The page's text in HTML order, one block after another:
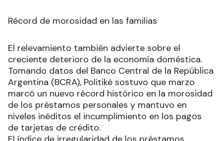
Récord de morosidad en las familias
El relevamiento también advierte sobre el
creciente deterioro de la economía doméstica.
Tomando datos del Banco Central de la República
Argentina (BCRA), Politiké sostuvo que marzo
marcó un nuevo récord histórico en la morosidad
de los préstamos personales y mantuvo en
niveles inéditos el incumplimiento en los pagos
de tarjetas de crédito.